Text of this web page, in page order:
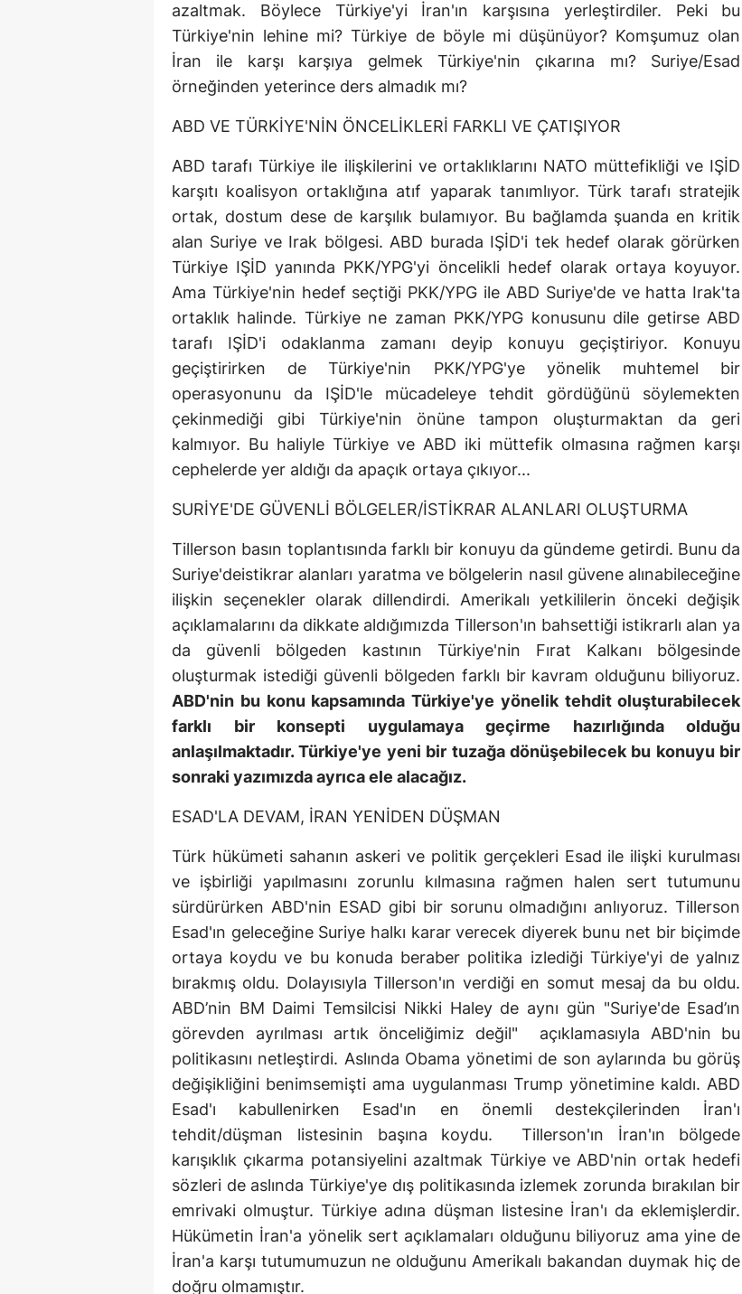
azaltmak. Böylece Türkiye'yi İran'ın karşısına yerleştirdiler. Peki bu
Türkiye'nin lehine mi? Türkiye de böyle mi düşünüyor? Komşumuz olan
İran ile karşı karşıya gelmek Türkiye'nin çıkarına mı? Suriye/Esad
örneğinden yeterince ders almadık mı?
ABD VE TÜRKİYE'NİN ÖNCELİKLERİ FARKLI VE ÇATIŞIYOR
ABD tarafı Türkiye ile ilişkilerini ve ortaklıklarını NATO müttefikliği ve IŞİD
karşıtı koalisyon ortaklığına atıf yaparak tanımlıyor. Türk tarafı stratejik
ortak, dostum dese de karşılık bulamıyor. Bu bağlamda şuanda en kritik
alan Suriye ve Irak bölgesi. ABD burada IŞİD'i tek hedef olarak görürken
Türkiye IŞİD yanında PKK/YPG'yi öncelikli hedef olarak ortaya koyuyor.
Ama Türkiye'nin hedef seçtiği PKK/YPG ile ABD Suriye'de ve hatta Irak'ta
ortaklık halinde. Türkiye ne zaman PKK/YPG konusunu dile getirse ABD
tarafı IŞİD'i odaklanma zamanı deyip konuyu geçiştiriyor. Konuyu
geçiştirirken de Türkiye'nin PKK/YPG'ye yönelik muhtemel bir
operasyonunu da IŞİD'le mücadeleye tehdit gördüğünü söylemekten
çekinmediği gibi Türkiye'nin önüne tampon oluşturmaktan da geri
kalmıyor. Bu haliyle Türkiye ve ABD iki müttefik olmasına rağmen karşı
cephelerde yer aldığı da apaçık ortaya çıkıyor...
SURİYE'DE GÜVENLİ BÖLGELER/İSTİKRAR ALANLARI OLUŞTURMA
Tillerson basın toplantısında farklı bir konuyu da gündeme getirdi. Bunu da
Suriye'deistikrar alanları yaratma ve bölgelerin nasıl güvene alınabileceğine
ilişkin seçenekler olarak dillendirdi. Amerikalı yetkililerin önceki değişik
açıklamalarını da dikkate aldığımızda Tillerson'ın bahsettiği istikrarlı alan ya
da güvenli bölgeden kastının Türkiye'nin Fırat Kalkanı bölgesinde
oluşturmak istediği güvenli bölgeden farklı bir kavram olduğunu biliyoruz.
ABD'nin bu konu kapsamında Türkiye'ye yönelik tehdit oluşturabilecek
farklı bir konsepti uygulamaya geçirme hazırlığında olduğu
anlaşılmaktadır. Türkiye'ye yeni bir tuzağa dönüşebilecek bu konuyu bir
sonraki yazımızda ayrıca ele alacağız.
ESAD'LA DEVAM, İRAN YENİDEN DÜŞMAN
Türk hükümeti sahanın askeri ve politik gerçekleri Esad ile ilişki kurulması
ve işbirliği yapılmasını zorunlu kılmasına rağmen halen sert tutumunu
sürdürürken ABD'nin ESAD gibi bir sorunu olmadığını anlıyoruz. Tillerson
Esad'ın geleceğine Suriye halkı karar verecek diyerek bunu net bir biçimde
ortaya koydu ve bu konuda beraber politika izlediği Türkiye'yi de yalnız
bırakmış oldu. Dolayısıyla Tillerson'ın verdiği en somut mesaj da bu oldu.
ABD’nin BM Daimi Temsilcisi Nikki Haley de aynı gün "Suriye'de Esad’ın
görevden ayrılması artık önceliğimiz değil" açıklamasıyla ABD'nin bu
politikasını netleştirdi. Aslında Obama yönetimi de son aylarında bu görüş
değişikliğini benimsemişti ama uygulanması Trump yönetimine kaldı. ABD
Esad'ı kabullenirken Esad'ın en önemli destekçilerinden İran'ı
tehdit/düşman listesinin başına koydu. Tillerson'ın İran'ın bölgede
karışıklık çıkarma potansiyelini azaltmak Türkiye ve ABD'nin ortak hedefi
sözleri de aslında Türkiye'ye dış politikasında izlemek zorunda bırakılan bir
emrivaki olmuştur. Türkiye adına düşman listesine İran'ı da eklemişlerdir.
Hükümetin İran'a yönelik sert açıklamaları olduğunu biliyoruz ama yine de
İran'a karşı tutumumuzun ne olduğunu Amerikalı bakandan duymak hiç de
doğru olmamıştır.